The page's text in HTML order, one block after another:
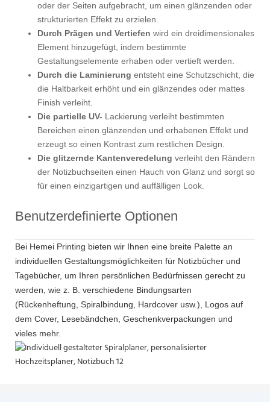
oder der Seiten aufgebracht, um einen glänzenden oder
strukturierten Effekt zu erzielen.
Durch Prägen und Vertiefen wird ein dreidimensionales
Element hinzugefügt, indem bestimmte
Gestaltungselemente erhaben oder vertieft werden.
Durch die Laminierung entsteht eine Schutzschicht, die
die Haltbarkeit erhöht und ein glänzendes oder mattes
Finish verleiht.
Die partielle UV- Lackierung verleiht bestimmten
Bereichen einen glänzenden und erhabenen Effekt und
erzeugt so einen Kontrast zum restlichen Design.
Die glitzernde Kantenveredelung verleiht den Rändern
der Notizbuchseiten einen Hauch von Glanz und sorgt so
für einen einzigartigen und auffälligen Look.
Benutzerdefinierte Optionen
Bei Hemei Printing bieten wir Ihnen eine breite Palette an
individuellen Gestaltungsmöglichkeiten für Notizbücher und
Tagebücher, um Ihren persönlichen Bedürfnissen gerecht zu
werden, wie z. B. verschiedene Bindungsarten
(Rückenheftung, Spiralbindung, Hardcover usw.), Logos auf
dem Cover, Lesebändchen, Geschenkverpackungen und
vieles mehr.